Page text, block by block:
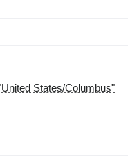
States/Columbus"